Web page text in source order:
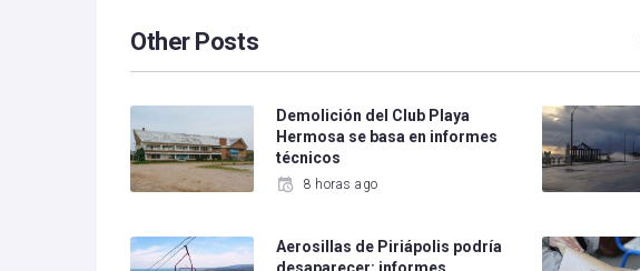
Other Posts
Demolición del Club Playa
Hermosa se basa en informes
técnicos
8 horas ago
Aerosillas de Piriápolis podría